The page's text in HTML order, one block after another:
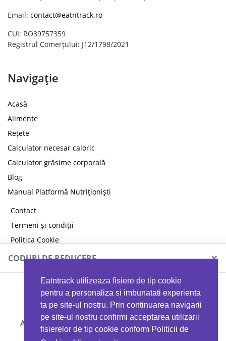
Eatntrack utilizeaza fisiere de tip cookie
pentru a personaliza si imbunatati experienta
ta pe site-ul nostru. Prin continuarea navigarii
pe site-ul nostru confirmi acceptarea utilizarii
fisierelor de tip cookie conform Politicii de
Email: contact@eatntrack.ro
CUI: RO39757359
Registrul Comerțului: J12/1798/2021
Navigație
Acasă
Alimente
Rețete
Calculator necesar caloric
Calculator grăsime corporală
Blog
Manual Platformă Nutriționiști
Contact
Termeni și condiții
Politica Cookie
Politica de confidențialitate
CODURI DE REDUCERE ×
MYPROTEIN
Ai 40%reducere la orice comandă folosind codul
EATTRACK